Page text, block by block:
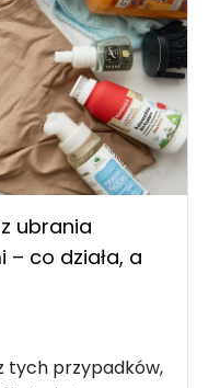
ubrania
co działa, a
tych przypadków,